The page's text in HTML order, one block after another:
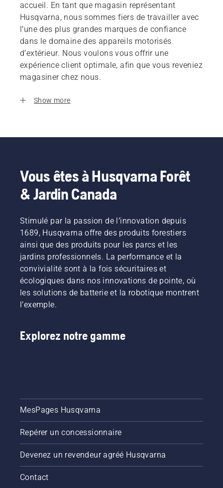
accueil. En tant que magasin représentant
Husqvarna, nous sommes fiers de travailler avec
l’une des plus grandes marques de confiance
dans le domaine des appareils motorisés
d’extérieur. Nous voulons vous offrir une
expérience client optimale, afin que vous reveniez
magasiner chez nous.
Show more
Vous êtes à Husqvarna Forêt
& Jardin Canada
Stimulé par la passion de l’innovation depuis
1689, Husqvarna offre des produits forestiers
ainsi que des produits pour les parcs et les
jardins professionnels. La performance et la
convivialité sont à la fois sécuritaires et
écologiques dans nos innovations de pointe, où
les solutions de batterie et la robotique montrent
l’exemple.
Explorez notre gamme
MesPages Husqvarna
Repérer un concessionnaire
Devenez un revendeur agréé Husqvarna
Contact